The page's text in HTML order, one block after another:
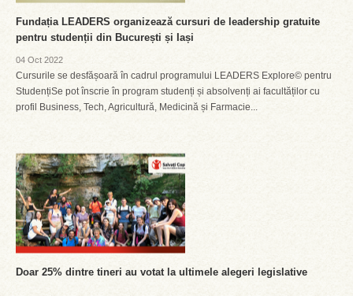
Fundația LEADERS organizează cursuri de leadership gratuite
pentru studenții din București și Iași
04 Oct 2022
Cursurile se desfășoară în cadrul programului LEADERS Explore© pentru
StudențiSe pot înscrie în program studenți și absolvenți ai facultăților cu
profil Business, Tech, Agricultură, Medicină și Farmacie...
Doar 25% dintre tineri au votat la ultimele alegeri legislative